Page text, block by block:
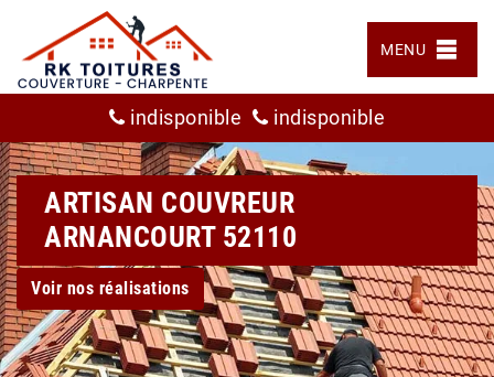
MENU
indisponible indisponible
ARTISAN COUVREUR
ARNANCOURT 52110
Voir nos réalisations